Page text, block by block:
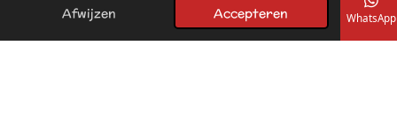
Afwijzen Accepteren
E-mailadres Telefoonnummer Kaart Facebook WhatsApp